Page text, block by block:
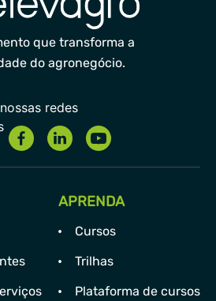
que transforma a
do agronegócio.
APRENDA
Cursos
Trilhas
Plataforma de cursos